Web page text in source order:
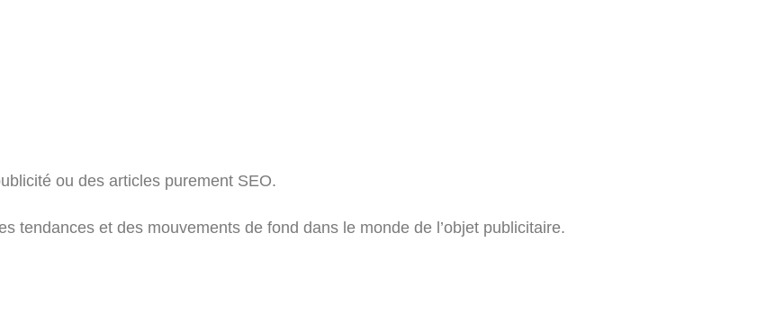
ou des articles purement SEO.
tendances et des mouvements de fond dans le monde de l’objet publicitaire.